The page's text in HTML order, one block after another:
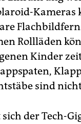
Rollläden
Kinder
sind
der Tech-